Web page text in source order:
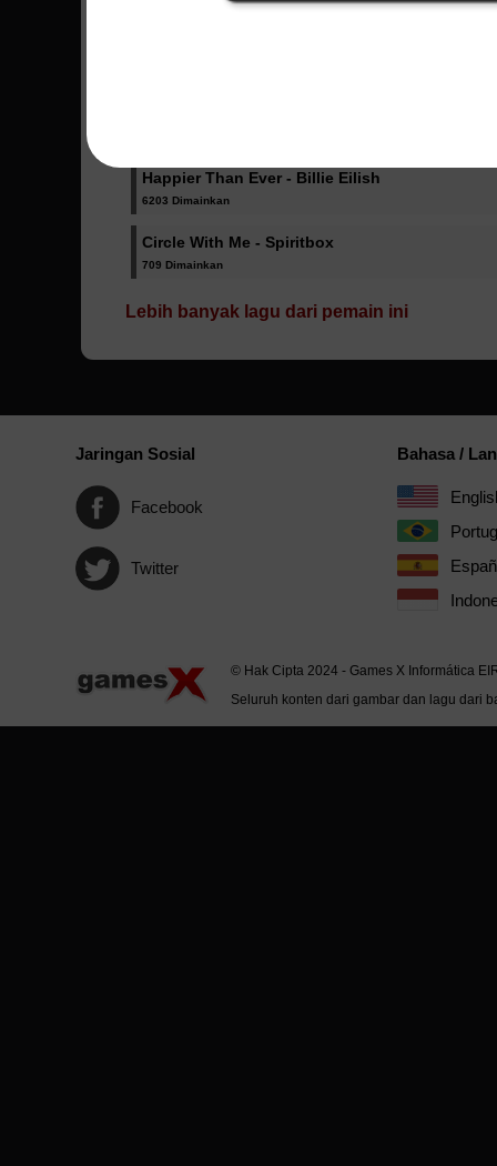
1024 Dimainkan
Happier Than Ever - Billie Eilish
6203 Dimainkan
Circle With Me - Spiritbox
709 Dimainkan
Lebih banyak lagu dari pemain ini
Jaringan Sosial
Facebook
Twitter
Bahasa /
© Hak Cipta 2024 - Games X Informática
Seluruh konten dari gambar dan lagu dari